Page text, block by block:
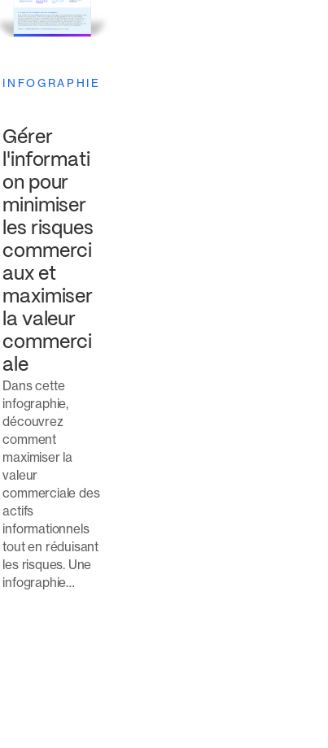
INFOGRAPHIE
Gérer
l'informati
on pour
minimiser
les risques
commerci
aux et
maximiser
la valeur
commerci
ale
Dans cette
infographie,
découvrez
comment
maximiser la
valeur
commerciale des
actifs
informationnels
tout en réduisant
les risques. Une
infographie…